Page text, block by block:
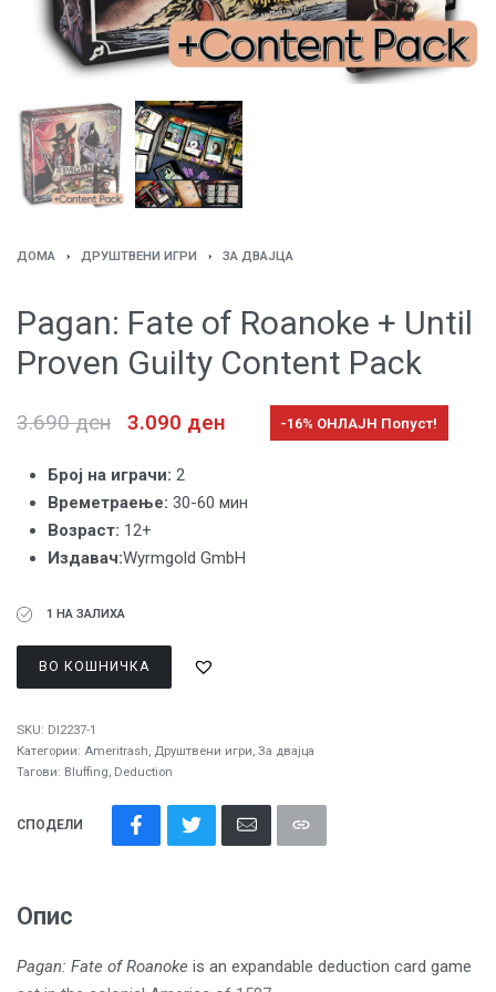
ДОМА › ДРУШТВЕНИ ИГРИ › ЗА ДВАЈЦА
Pagan: Fate of Roanoke + Until
Proven Guilty Content Pack
3.690ден 3.090 ден -16% ОНЛАЈН Попуст!
Број на играчи: 2
Времетраење: 30-60 мин
Вoзраст: 12+
Издавач:Wyrmgold GmbH
1 НА ЗАЛИХА
ВО КОШНИЧКА
SKU: DI2237-1
Категории: Ameritrash, Друштвени игри, За двајца
Тагови: Bluffing, Deduction
СПОДЕЛИ
Опис
Pagan: Fate of Roanoke is an expandable deduction card game